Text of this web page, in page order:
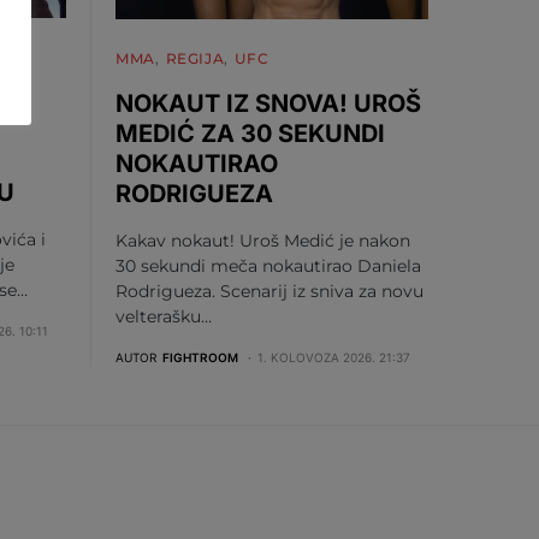
i
10:11
MMA REGIJA UFC
NOKAUT IZ SNOVA! UROŠ
MEDIĆ ZA 30 SEKUNDI
NOKAUTIRAO
RODRIGUEZA
Kakav nokaut! Uroš Medić je nakon
30 sekundi meča nokautirao Daniela
Rodrigueza. Scenarij iz sniva za novu
velterašku…
AUTOR FIGHTROOM 1. KOLOVOZA 2026. 21:37